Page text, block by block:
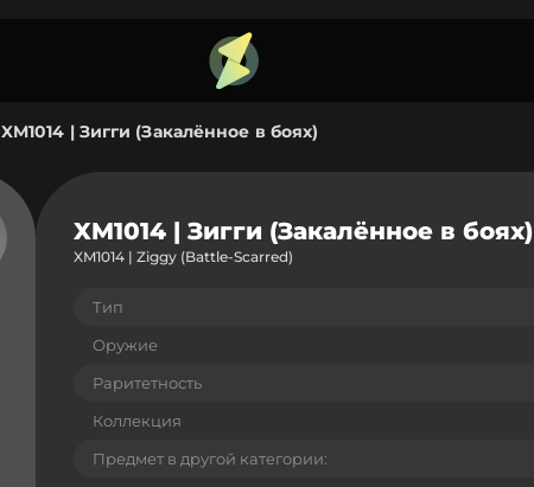
XM1014 | Зигги (Закалённое в боях)
XM1014 | Зигги (Закалённое в боях)
XM1014 | Ziggy (Battle-Scarred)
Тип
Оружие
Раритетность
Коллекция
Предмет в другой категории: